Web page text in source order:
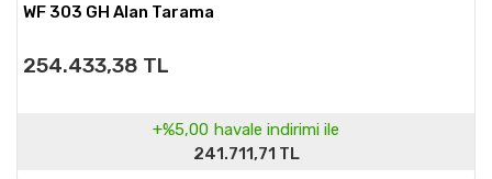
WF 303 GH Alan Tarama
254.433,38 TL
+%5,00 havale indirimi ile
241.711,71 TL